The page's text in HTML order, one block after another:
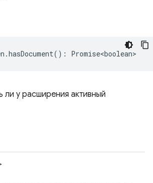
.hasDocument() : Promise<boolean>
ли у расширения активный